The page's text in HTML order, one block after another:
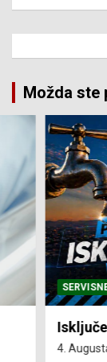
Možda ste
SERVISNE
4. Augusta